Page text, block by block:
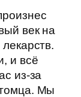
век на
и всё
из-за
Мы